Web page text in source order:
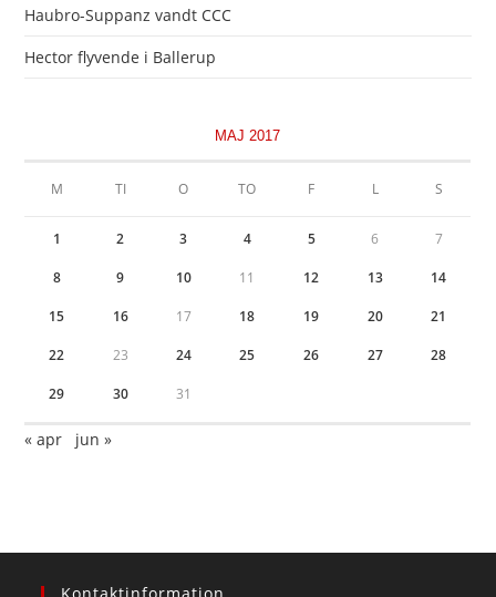
Haubro-Suppanz vandt CCC
Hector flyvende i Ballerup
MAJ 2017
M TI O TO F L S
1 2 3 4 5 6 7
8 9 10 11 12 13 14
15 16 17 18 19 20 21
22 23 24 25 26 27 28
29 30 31
« apr jun »